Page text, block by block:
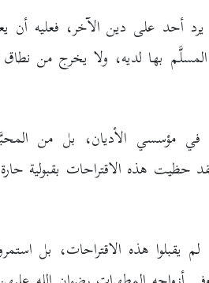
أحد على دين الآخر، فعليه أن
المسلَّم بها لديه، ولا يخرج من
في مؤسسي الأديان، بل من
حظيت هذه الاقتراحات بقبولية
يقبلوا هذه الاقتراحات، بل